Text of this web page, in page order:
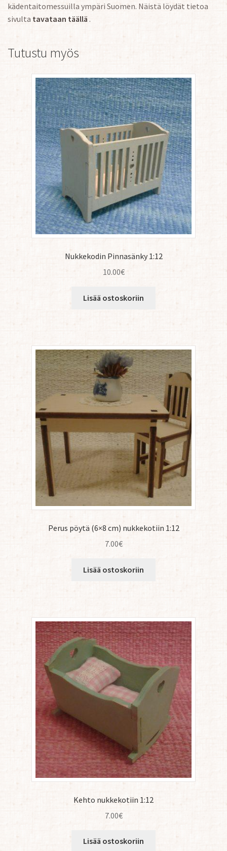
kädentaitomessuilla ympäri Suomen. Näistä löydät tietoa
sivulta tavataan täällä .
Tutustu myös
Nukkekodin Pinnasänky 1:12
10.00€
Lisää ostoskoriin
Perus pöytä (6×8 cm) nukkekotiin 1:12
7.00€
Lisää ostoskoriin
Kehto nukkekotiin 1:12
7.00€
Lisää ostoskoriin